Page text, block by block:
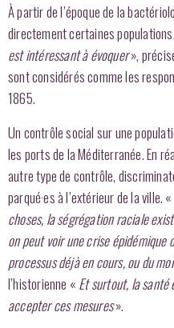
À partir de l’époque de la
directement certaines populations
est intéressant à évoquer»,
sont considérés comme les
1865.
Un contrôle social sur une
les ports de la Méditerranée. En
autre type de contrôle,
parqué·es à l’extérieur de la ville. «
choses, la ségrégation raciale
on peut voir une crise épidémique
processus déjà en cours, ou du
l’historienne « Et surtout, la
accepter ces mesures».